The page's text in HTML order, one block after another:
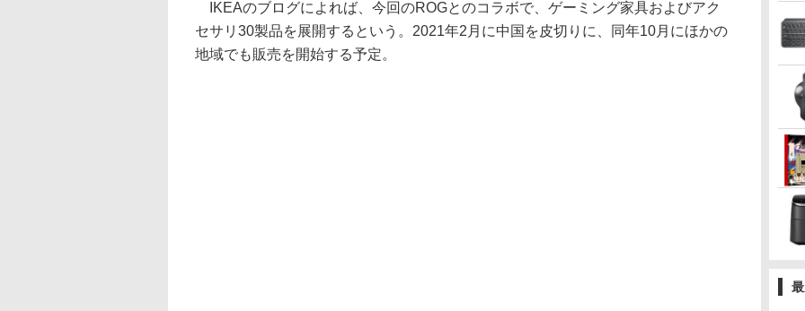
IKEAのブログによれば、今回のROGとのコラボで、ゲーミング家具およびアク
セサリ30製品を展開するという。2021年2月に中国を皮切りに、同年10月にほかの
地域でも販売を開始する予定。